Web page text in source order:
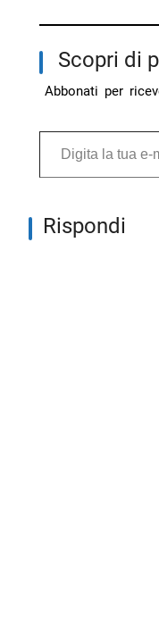
Scopri di
Abbonati per
Digita la tua e-mail...
Rispondi